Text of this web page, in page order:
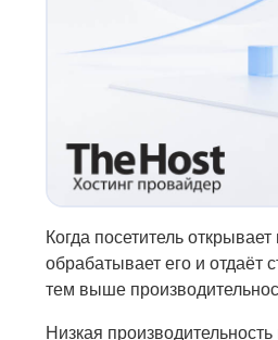
Когда посетитель
обрабатывает его и отдаёт
тем выше
Низкая